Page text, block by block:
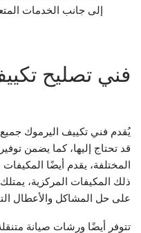
إلى جانب الخدمات
فني تصليح
يُقدم فني تكييف اليرموك جميع
قد تحتاج إليها، كما يضمن
المختلفة، يقدم أيضًا
ذلك المكيفات المركزية،
على حل المشاكل والأعطال
تتوفر أيضًا ورشات صيانة